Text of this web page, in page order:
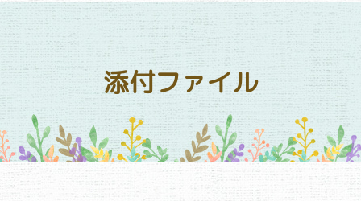
添付ファイル